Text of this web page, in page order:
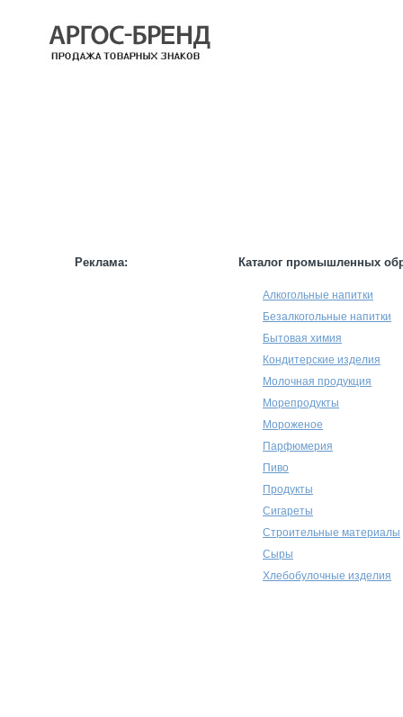
Реклама: Каталог промышленных
Алкогольные напитки
Безалкогольные напитки
Бытовая химия
Кондитерские изделия
Молочная продукция
Морепродукты
Мороженое
Парфюмерия
Пиво
Продукты
Сигареты
Строительные материалы
Сыры
Хлебобулочные изделия